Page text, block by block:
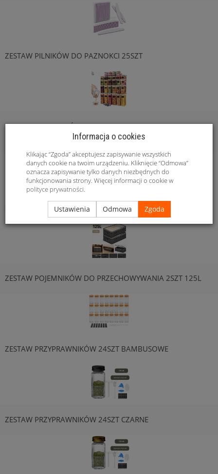
ZESTAW PILNIKÓW DO PAZNOKCI 25SZT
ZESTAW POJEMNIKÓW 24SZT. + POKRYWKI Z NAKLEJKAMI,
MARKEREM I ŁYŻECZKAM...
ZESTAW POJEMNIKÓW 3W1 DO PRZECHOWYWANIA
ZESTAW POJEMNIKÓW DO PRZECHOWYWANIA 2SZT 125L
ZESTAW PRZYPRAWNIKÓW 24SZT BAMBUSOWE
ZESTAW PRZYPRAWNIKÓW 24SZT CZARNE
Informacja o cookies
Klikając “Zgoda” akceptujesz zapisywanie wszystkich
danych cookie na twoim urządzeniu. Kliknięcie “Odmowa”
oznacza zapisywanie tylko danych niezbędnych do
funkcjonowania strony. Więcej informacji o cookie w
polityce prywatności.
Ustawienia Odmowa Zgoda